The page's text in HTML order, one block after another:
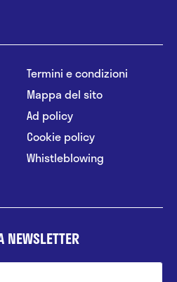
Termini e condizioni
Mappa del sito
Ad policy
Cookie policy
Whistleblowing
NEWSLETTER